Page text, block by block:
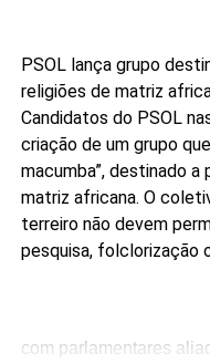
PSOL lança grupo
religiões de matriz
Candidatos do PSOL
criação de um grupo
macumba”, destinado
matriz africana. O
terreiro não devem
pesquisa, folclorização
com parlamentares